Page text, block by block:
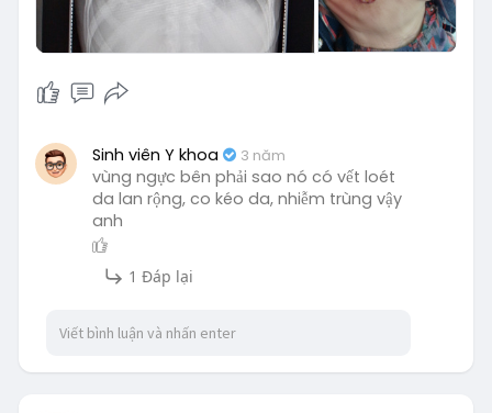
Sinh viên Y khoa 3 năm
vùng ngực bên phải sao nó có vết loét
da lan rộng, co kéo da, nhiễm trùng vậy
anh
1 Đáp lại